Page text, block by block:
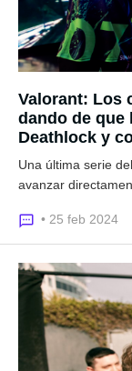
Valorant: Los
dando de que
Deathlock y
Una última serie
avanzar
• 25 feb 2024